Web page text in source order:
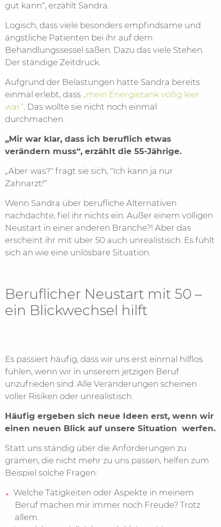
gut kann“, erzählt Sandra.
Logisch, dass viele besonders empfindsame und
ängstliche Patienten bei ihr auf dem
Behandlungssessel saßen. Dazu das viele Stehen.
Der ständige Zeitdruck.
Aufgrund der Belastungen hatte Sandra bereits
einmal erlebt, dass „mein Energietank völlig leer
war“. Das wollte sie nicht noch einmal
durchmachen.
„Mir war klar, dass ich beruflich etwas
verändern muss“, erzählt die 55-Jährige.
„Aber was?" fragt sie sich, "Ich kann ja nur
Zahnarzt!“
Wenn Sandra über berufliche Alternativen
nachdachte, fiel ihr nichts ein. Außer einem völligen
Neustart in einer anderen Branche?! Aber das
erscheint ihr mit über 50 auch unrealistisch. Es fühlt
sich an wie eine unlösbare Situation.
Beruflicher Neustart mit 50 –
ein Blickwechsel hilft
Es passiert häufig, dass wir uns erst einmal hilflos
fühlen, wenn wir in unserem jetzigen Beruf
unzufrieden sind. Alle Veränderungen scheinen
voller Risiken oder unrealistisch.
Häufig ergeben sich neue Ideen erst, wenn wir
einen neuen Blick auf unsere Situation werfen.
Statt uns ständig über die Anforderungen zu
grämen, die nicht mehr zu uns passen, helfen zum
Beispiel solche Fragen:
Welche Tätigkeiten oder Aspekte in meinem
Beruf machen mir immer noch Freude? Trotz
allem.